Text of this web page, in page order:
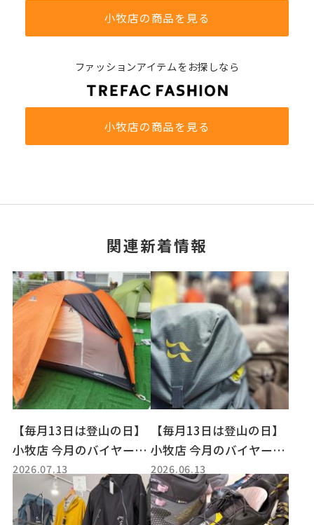
小牧店の商品を見る
ファッションアイテムをお探しなら
小牧店の商品を見る
関連新着情報
【毎月13日は登山の日】
小牧店 今月のバイヤーオ
ススメ品をご紹介！
2026.07.13
【毎月13日は登山の日】
小牧店 今月のバイヤーオ
ススメ品をご紹介！
2026.06.13